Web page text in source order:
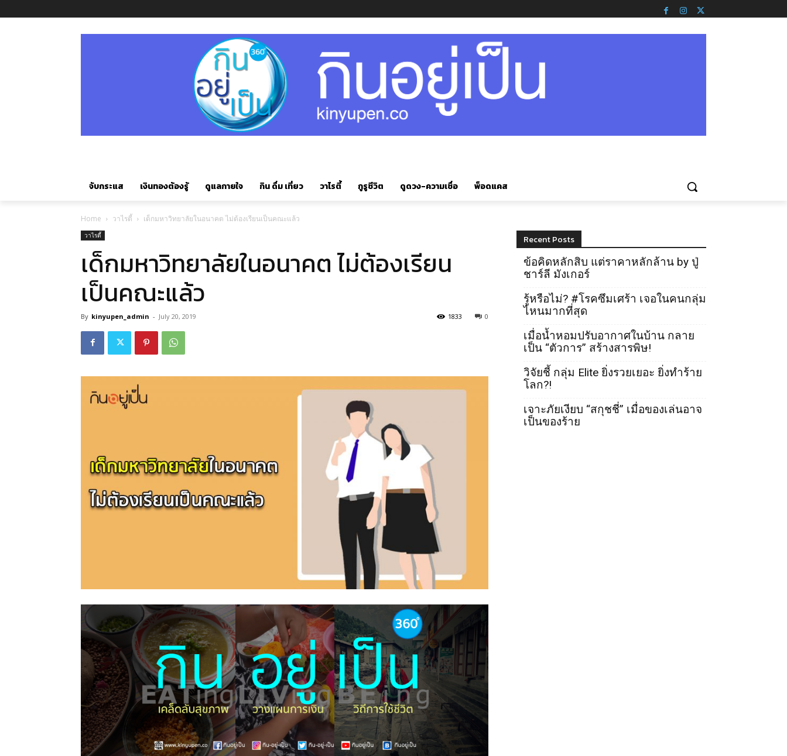
จับกระแส เงินทองต้องรู้ ดูแลกายใจ กิน ดื่ม เที่ยว วาไรตี้ กูรูชีวิต ดูดวง-ความเชื่อ พ็อดแคส
Home วาไรตี้ เด็กมหาวิทยาลัยในอนาคต ไม่ต้องเรียนเป็นคณะแล้ว
วาไรตี้
เด็กมหาวิทยาลัยในอนาคต ไม่ต้องเรียน
เป็นคณะแล้ว
By kinyupen_admin - July 20, 2019 0
1833
Recent Posts
ข้อคิดหลักสิบ แต่ราคาหลักล้าน by ปู่
ชาร์ลี มังเกอร์
รู้หรือไม่? #โรคซึมเศร้า เจอในคนกลุ่ม
ไหนมากที่สุด
เมื่อน้ำหอมปรับอากาศในบ้าน กลาย
เป็น “ตัวการ” สร้างสารพิษ!
วิจัยชี้ กลุ่ม Elite ยิ่งรวยเยอะ ยิ่งทำร้าย
โลก?!
เจาะภัยเงียบ “สกุชชี่” เมื่อของเล่นอาจ
เป็นของร้าย